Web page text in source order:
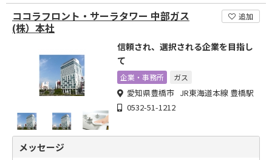
ココラフロント・サーラタワー 中部ガス
(株）本社
追加
信頼され、選択される企業を目指し
て
企業・事務所 ガス
愛知県豊橋市 JR東海道本線 豊橋駅
0532-51-1212
メッセージ